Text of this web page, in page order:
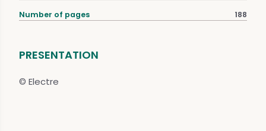
Number of pages 188
PRESENTATION
© Electre